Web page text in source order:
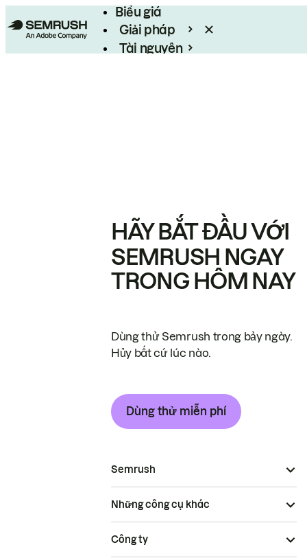
Biểu giá
Giải pháp
Tài nguyên
HÃY BẮT ĐẦU VỚI
SEMRUSH NGAY
TRONG HÔM NAY
Dùng thử Semrush trong bảy ngày.
Hủy bất cứ lúc nào.
Dùng thử miễn phí
Semrush
Những công cụ khác
Công ty